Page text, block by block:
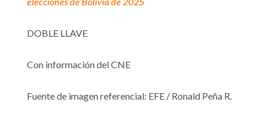
DOBLE LLAVE
Con información del CNE
Fuente de imagen referencial: EFE / Ronald Peña R.